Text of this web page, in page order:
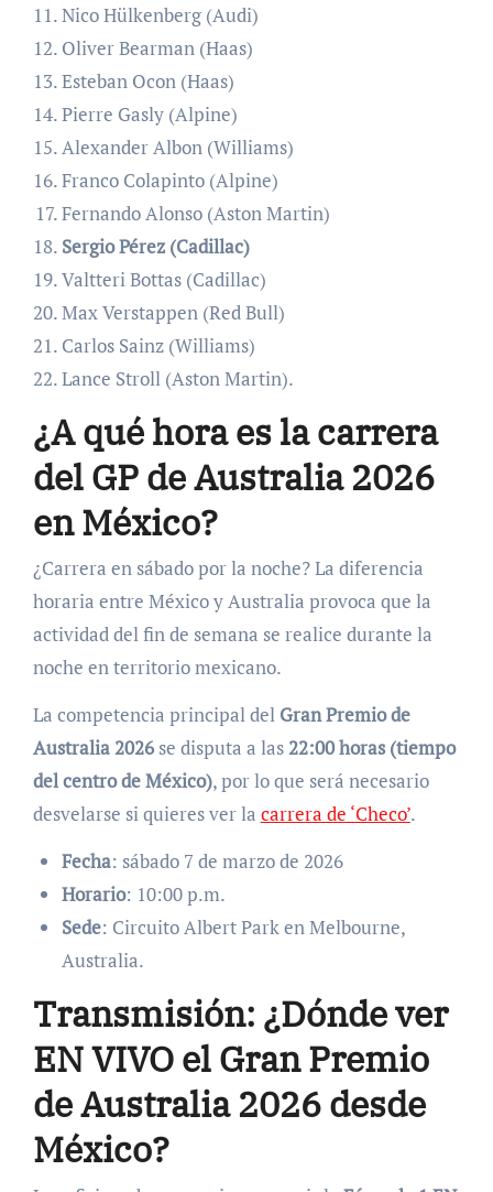
Nico Hülkenberg (Audi)
Oliver Bearman (Haas)
Esteban Ocon (Haas)
Pierre Gasly (Alpine)
Alexander Albon (Williams)
Franco Colapinto (Alpine)
Fernando Alonso (Aston Martin)
Sergio Pérez (Cadillac)
Valtteri Bottas (Cadillac)
Max Verstappen (Red Bull)
Carlos Sainz (Williams)
Lance Stroll (Aston Martin).
¿A qué hora es la carrera
del GP de Australia 2026
en México?
¿Carrera en sábado por la noche? La diferencia
horaria entre México y Australia provoca que la
actividad del fin de semana se realice durante la
noche en territorio mexicano.
La competencia principal del Gran Premio de
Australia 2026se disputa a las22:00 horas (tiempo
del centro de México), por lo que será necesario
desvelarse si quieres ver la carrera de ‘Checo’.
Fecha: sábado 7 de marzo de 2026
Horario: 10:00 p.m.
Sede: Circuito Albert Park en Melbourne,
Australia.
Transmisión: ¿Dónde ver
EN VIVO el Gran Premio
de Australia 2026 desde
México?